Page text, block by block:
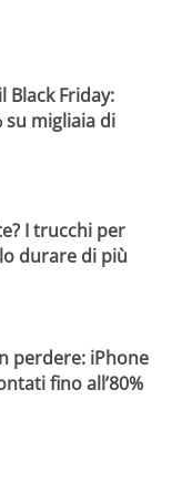
Black Friday:
su migliaia di
I trucchi per
durare di più
perdere: iPhone
fino all’80%